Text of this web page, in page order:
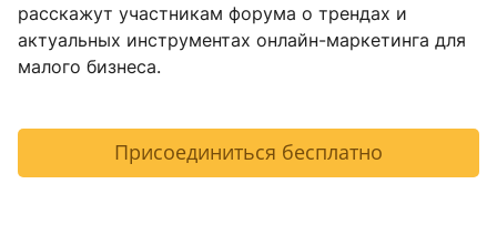
расскажут участникам форума о трендах и
актуальных инструментах онлайн-маркетинга для
малого бизнеса.
Присоединиться бесплатно